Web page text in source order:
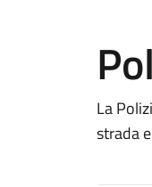
La
strada